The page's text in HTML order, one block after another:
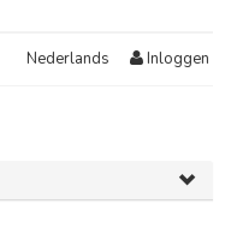
Nederlands Inloggen